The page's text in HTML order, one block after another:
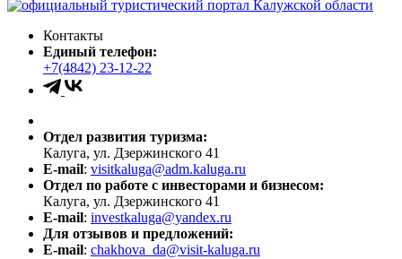
Контакты
Единый телефон:
+7(4842) 23-12-22
Отдел развития туризма:
Калуга, ул. Дзержинского 41
E-mail: visitkaluga@adm.kaluga.ru
Отдел по работе с инвесторами и бизнесом:
Калуга, ул. Дзержинского 41
E-mail: investkaluga@yandex.ru
Для отзывов и предложений:
E-mail: chakhova_da@visit-kaluga.ru